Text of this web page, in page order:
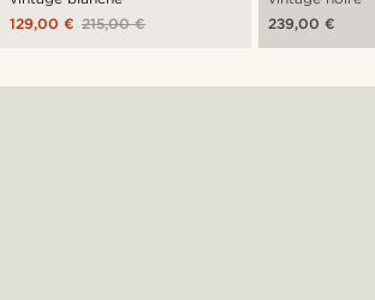
215,00 €
129,00 € 239,00 €